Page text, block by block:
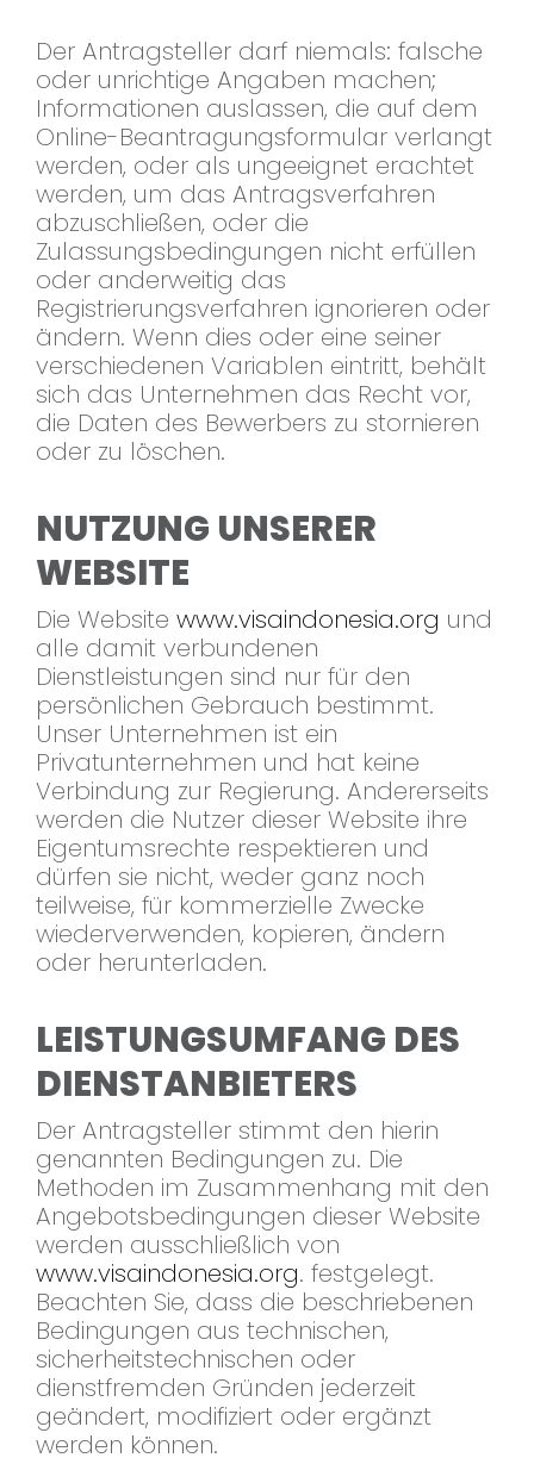
Der Antragsteller darf niemals: falsche
oder unrichtige Angaben machen;
Informationen auslassen, die auf dem
Online-Beantragungsformular verlangt
werden, oder als ungeeignet erachtet
werden, um das Antragsverfahren
abzuschließen, oder die
Zulassungsbedingungen nicht erfüllen
oder anderweitig das
Registrierungsverfahren ignorieren oder
ändern. Wenn dies oder eine seiner
verschiedenen Variablen eintritt, behält
sich das Unternehmen das Recht vor,
die Daten des Bewerbers zu stornieren
oder zu löschen.
NUTZUNG UNSERER
WEBSITE
Die Website www.visaindonesia.org und
alle damit verbundenen
Dienstleistungen sind nur für den
persönlichen Gebrauch bestimmt.
Unser Unternehmen ist ein
Privatunternehmen und hat keine
Verbindung zur Regierung. Andererseits
werden die Nutzer dieser Website ihre
Eigentumsrechte respektieren und
dürfen sie nicht, weder ganz noch
teilweise, für kommerzielle Zwecke
wiederverwenden, kopieren, ändern
oder herunterladen.
LEISTUNGSUMFANG DES
DIENSTANBIETERS
Der Antragsteller stimmt den hierin
genannten Bedingungen zu. Die
Methoden im Zusammenhang mit den
Angebotsbedingungen dieser Website
werden ausschließlich von
www.visaindonesia.org. festgelegt.
Beachten Sie, dass die beschriebenen
Bedingungen aus technischen,
sicherheitstechnischen oder
dienstfremden Gründen jederzeit
geändert, modifiziert oder ergänzt
werden können.